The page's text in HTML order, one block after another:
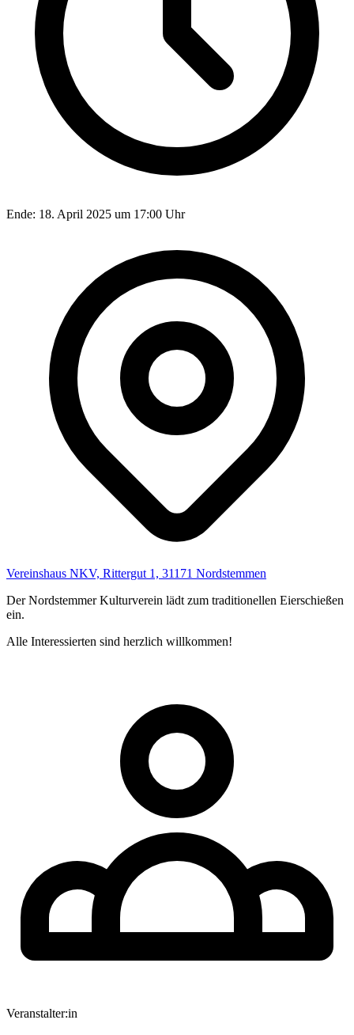
Ende: 18. April 2025 um 17:00 Uhr
Vereinshaus NKV, Rittergut 1, 31171 Nordstemmen
Der Nordstemmer Kulturverein lädt zum traditionellen Eierschießen
ein.
Alle Interessierten sind herzlich willkommen!
Veranstalter:in